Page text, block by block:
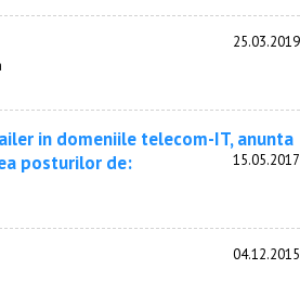
25.03.2019
in domeniile telecom-IT, anunta
posturilor de:
15.05.2017
04.12.2015